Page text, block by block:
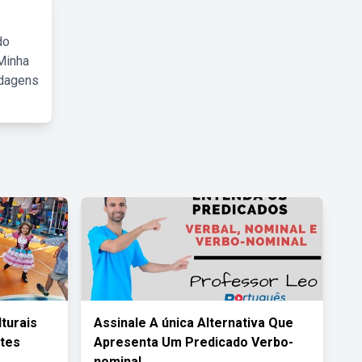
Assinale A única Alternativa Que
Apresenta Um Predicado Verbo-